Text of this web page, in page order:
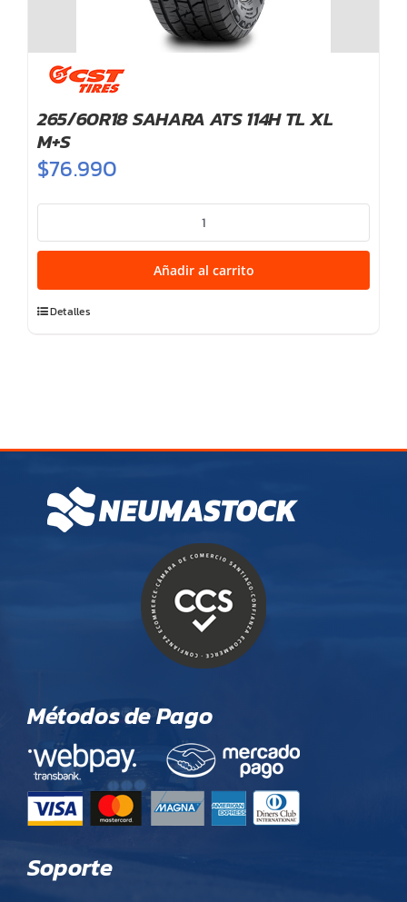
265/60R18 SAHARA ATS 114H TL XL
M+S
$76.990
SAHARA
ATS
TL
XL
Añadir al carrito
Detalles
Métodos de Pago
Soporte